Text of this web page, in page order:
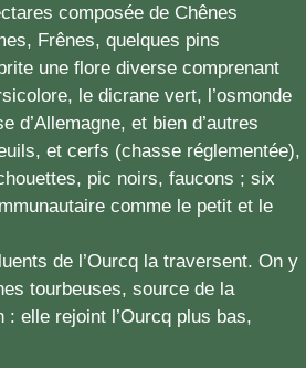
composée de Chênes
Frênes, quelques pins
une flore diverse comprenant
le dicrane vert, l’osmonde
d’Allemagne, et bien d’autres
et cerfs (chasse réglementée),
pic noirs, faucons ; six
comme le petit et le
de l’Ourcq la traversent. On y
tourbeuses, source de la
elle rejoint l’Ourcq plus bas,